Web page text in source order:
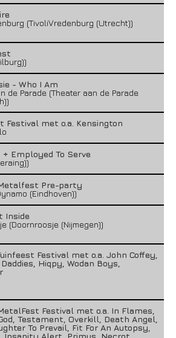
(TivoliVredenburg (Utrecht))
- Who I Am
de Parade (Theater aan de Parade
Festival met o.a. Kensington
+ Employed To Serve
Pre-party
(Eindhoven))
Inside
(Doornroosje (Nijmegen))
Festival met o.a. John Coffey,
Hiqpy, Wodan Boys,
Festival met o.a. In Flames,
Testament, Overkill, Death Angel,
To Prevail, Fit For An Autopsy,
Insanity Alert, Primus, Necrot